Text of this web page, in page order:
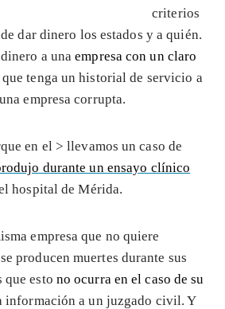
criterios
dar dinero los estados y a quién.
a unaempresa con un claro
que tenga un historial de servicio a
empresa corrupta.
en el > llevamos un caso de
durante un ensayo clínico
hospital de Mérida.
empresa que no quiere
producen muertes durante sus
que esto no ocurra en el caso de su
información a un juzgado civil. Y